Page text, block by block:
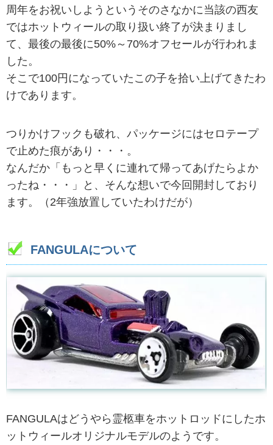
周年をお祝いしようというそのさなかに当該の西友
ではホットウィールの取り扱い終了が決まりまし
て、最後の最後に50%～70%オフセールが行われま
した。
そこで100円になっていたこの子を拾い上げてきたわ
けであります。
つりかけフックも破れ、パッケージにはセロテープ
で止めた痕があり・・・。
なんだか「もっと早くに連れて帰ってあげたらよか
ったね・・・」と、そんな想いで今回開封しており
ます。（2年強放置していたわけだが）
FANGULAについて
FANGULAはどうやら霊柩車をホットロッドにしたホ
ットウィールオリジナルモデルのようです。